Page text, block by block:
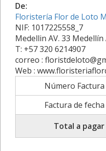
De:
Floristería Flor de Loto
NIF: 1017225558_7
Medellin AV. 33
T: +57 320 6214907
correo :
Web :
Número Factura
Factura de fecha
Total a pagar